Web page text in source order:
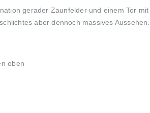
gerader Zaunfelder und einem Tor
aber dennoch massives Aussehen.
oben